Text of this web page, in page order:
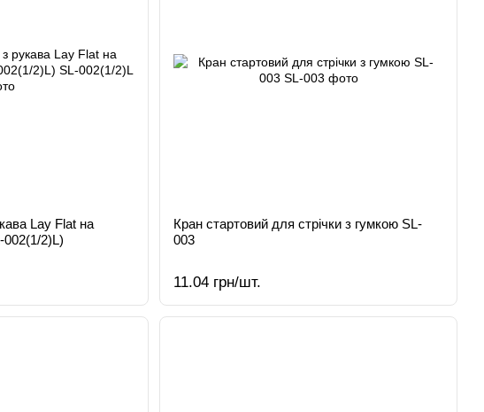
Lay Flat на
002(1/2)L)
Кран стартовий для стрічки з гумкою SL-
003
11.04 грн/шт.